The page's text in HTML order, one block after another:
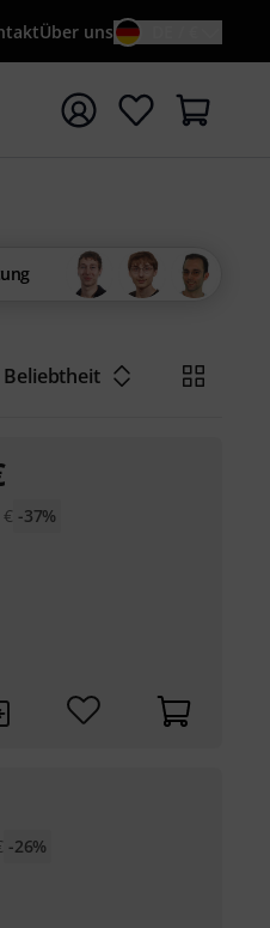
Über uns
Beliebtheit
€ -37%
-26%